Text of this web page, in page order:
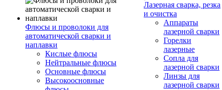
Флюсы и проволоки для
автоматической сварки и
наплавки
Кислые флюсы
Нейтральные флюсы
Основные флюсы
Высокоосновные
Лазерная сварка, резка
и очистка
Аппараты
лазерной сварки
Горелки
лазерные
Сопла для
лазерной сварки
Линзы для
лазерной сварки